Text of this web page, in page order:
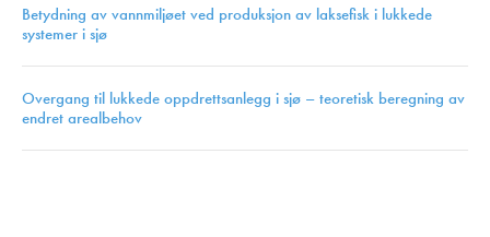
Betydning av vannmiljøet ved produksjon av laksefisk i lukkede
systemer i sjø
Overgang til lukkede oppdrettsanlegg i sjø – teoretisk beregning av
endret arealbehov